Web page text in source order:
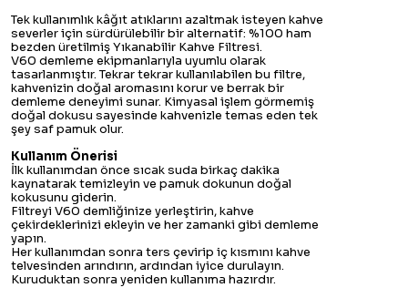
Tek kullanımlık kâğıt atıklarını azaltmak isteyen kahve
severler için sürdürülebilir bir alternatif: %100 ham
bezden üretilmiş Yıkanabilir Kahve Filtresi.
V60 demleme ekipmanlarıyla uyumlu olarak
tasarlanmıştır. Tekrar tekrar kullanılabilen bu filtre,
kahvenizin doğal aromasını korur ve berrak bir
demleme deneyimi sunar. Kimyasal işlem görmemiş
doğal dokusu sayesinde kahvenizle temas eden tek
şey saf pamuk olur.
Kullanım Önerisi
İlk kullanımdan önce sıcak suda birkaç dakika
kaynatarak temizleyin ve pamuk dokunun doğal
kokusunu giderin.
Filtreyi V60 demliğinize yerleştirin, kahve
çekirdeklerinizi ekleyin ve her zamanki gibi demleme
yapın.
Her kullanımdan sonra ters çevirip iç kısmını kahve
telvesinden arındırın, ardından iyice durulayın.
Kuruduktan sonra yeniden kullanıma hazırdır.